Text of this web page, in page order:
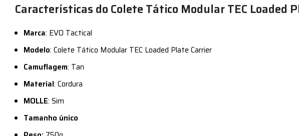
Características do Colete Tático Modular TEC Loaded
Marca: EVO Tactical
Modelo: Colete Tático Modular TEC Loaded Plate Carrier
Camuflagem: Tan
Material: Cordura
MOLLE: Sim
Tamanho único